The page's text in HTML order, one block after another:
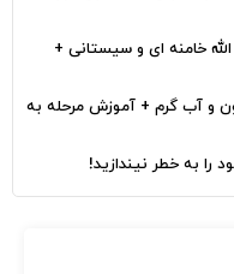
خامنه ای و سیستانی +
آب گرم + آموزش مرحله به
به خطر نیندازید!